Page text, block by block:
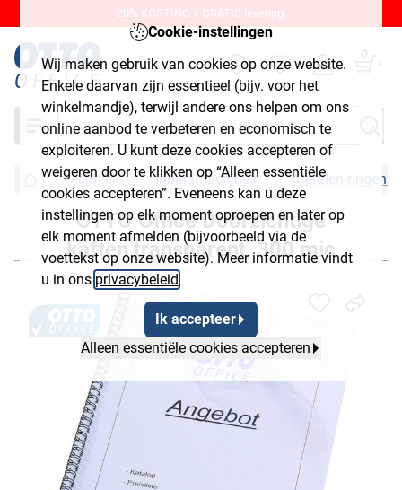
Cookie-instellingen
Wij maken gebruik van cookies op onze website.
Enkele daarvan zijn essentieel (bijv. voor het
winkelmandje), terwijl andere ons helpen om ons
online aanbod te verbeteren en economisch te
exploiteren. U kunt deze cookies accepteren of
weigeren door te klikken op “Alleen essentiële
cookies accepteren”. Eveneens kan u deze
instellingen op elk moment oproepen en later op
elk moment afmelden (bijvoorbeeld via de
voettekst op onze website). Meer informatie vindt
u in ons privacybeleid
Ik accepteer
Alleen essentiële cookies accepteren
20% KORTING + GRATIS levering.
0
Zoeken
Techniek Inbindmachines Metalen ringen
OTTO Office Doorzichtige
kaften transparent, 300 mic